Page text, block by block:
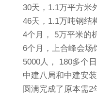
30天，1.1万平方米外
46天，1.1万吨钢结构
4个月， 5万平米的机
6个月，上合峰会场
5000人， 180多个日
中建八局和中建安装
圆满完成了原本需2